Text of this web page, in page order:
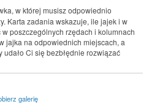
w której musisz odpowiednio
Karta zadania wskazuje, ile jajek i w
poszczególnych rzędach i kolumnach
jajka na odpowiednich miejscach, a
Ci się bezbłędnie rozwiązać
galerię